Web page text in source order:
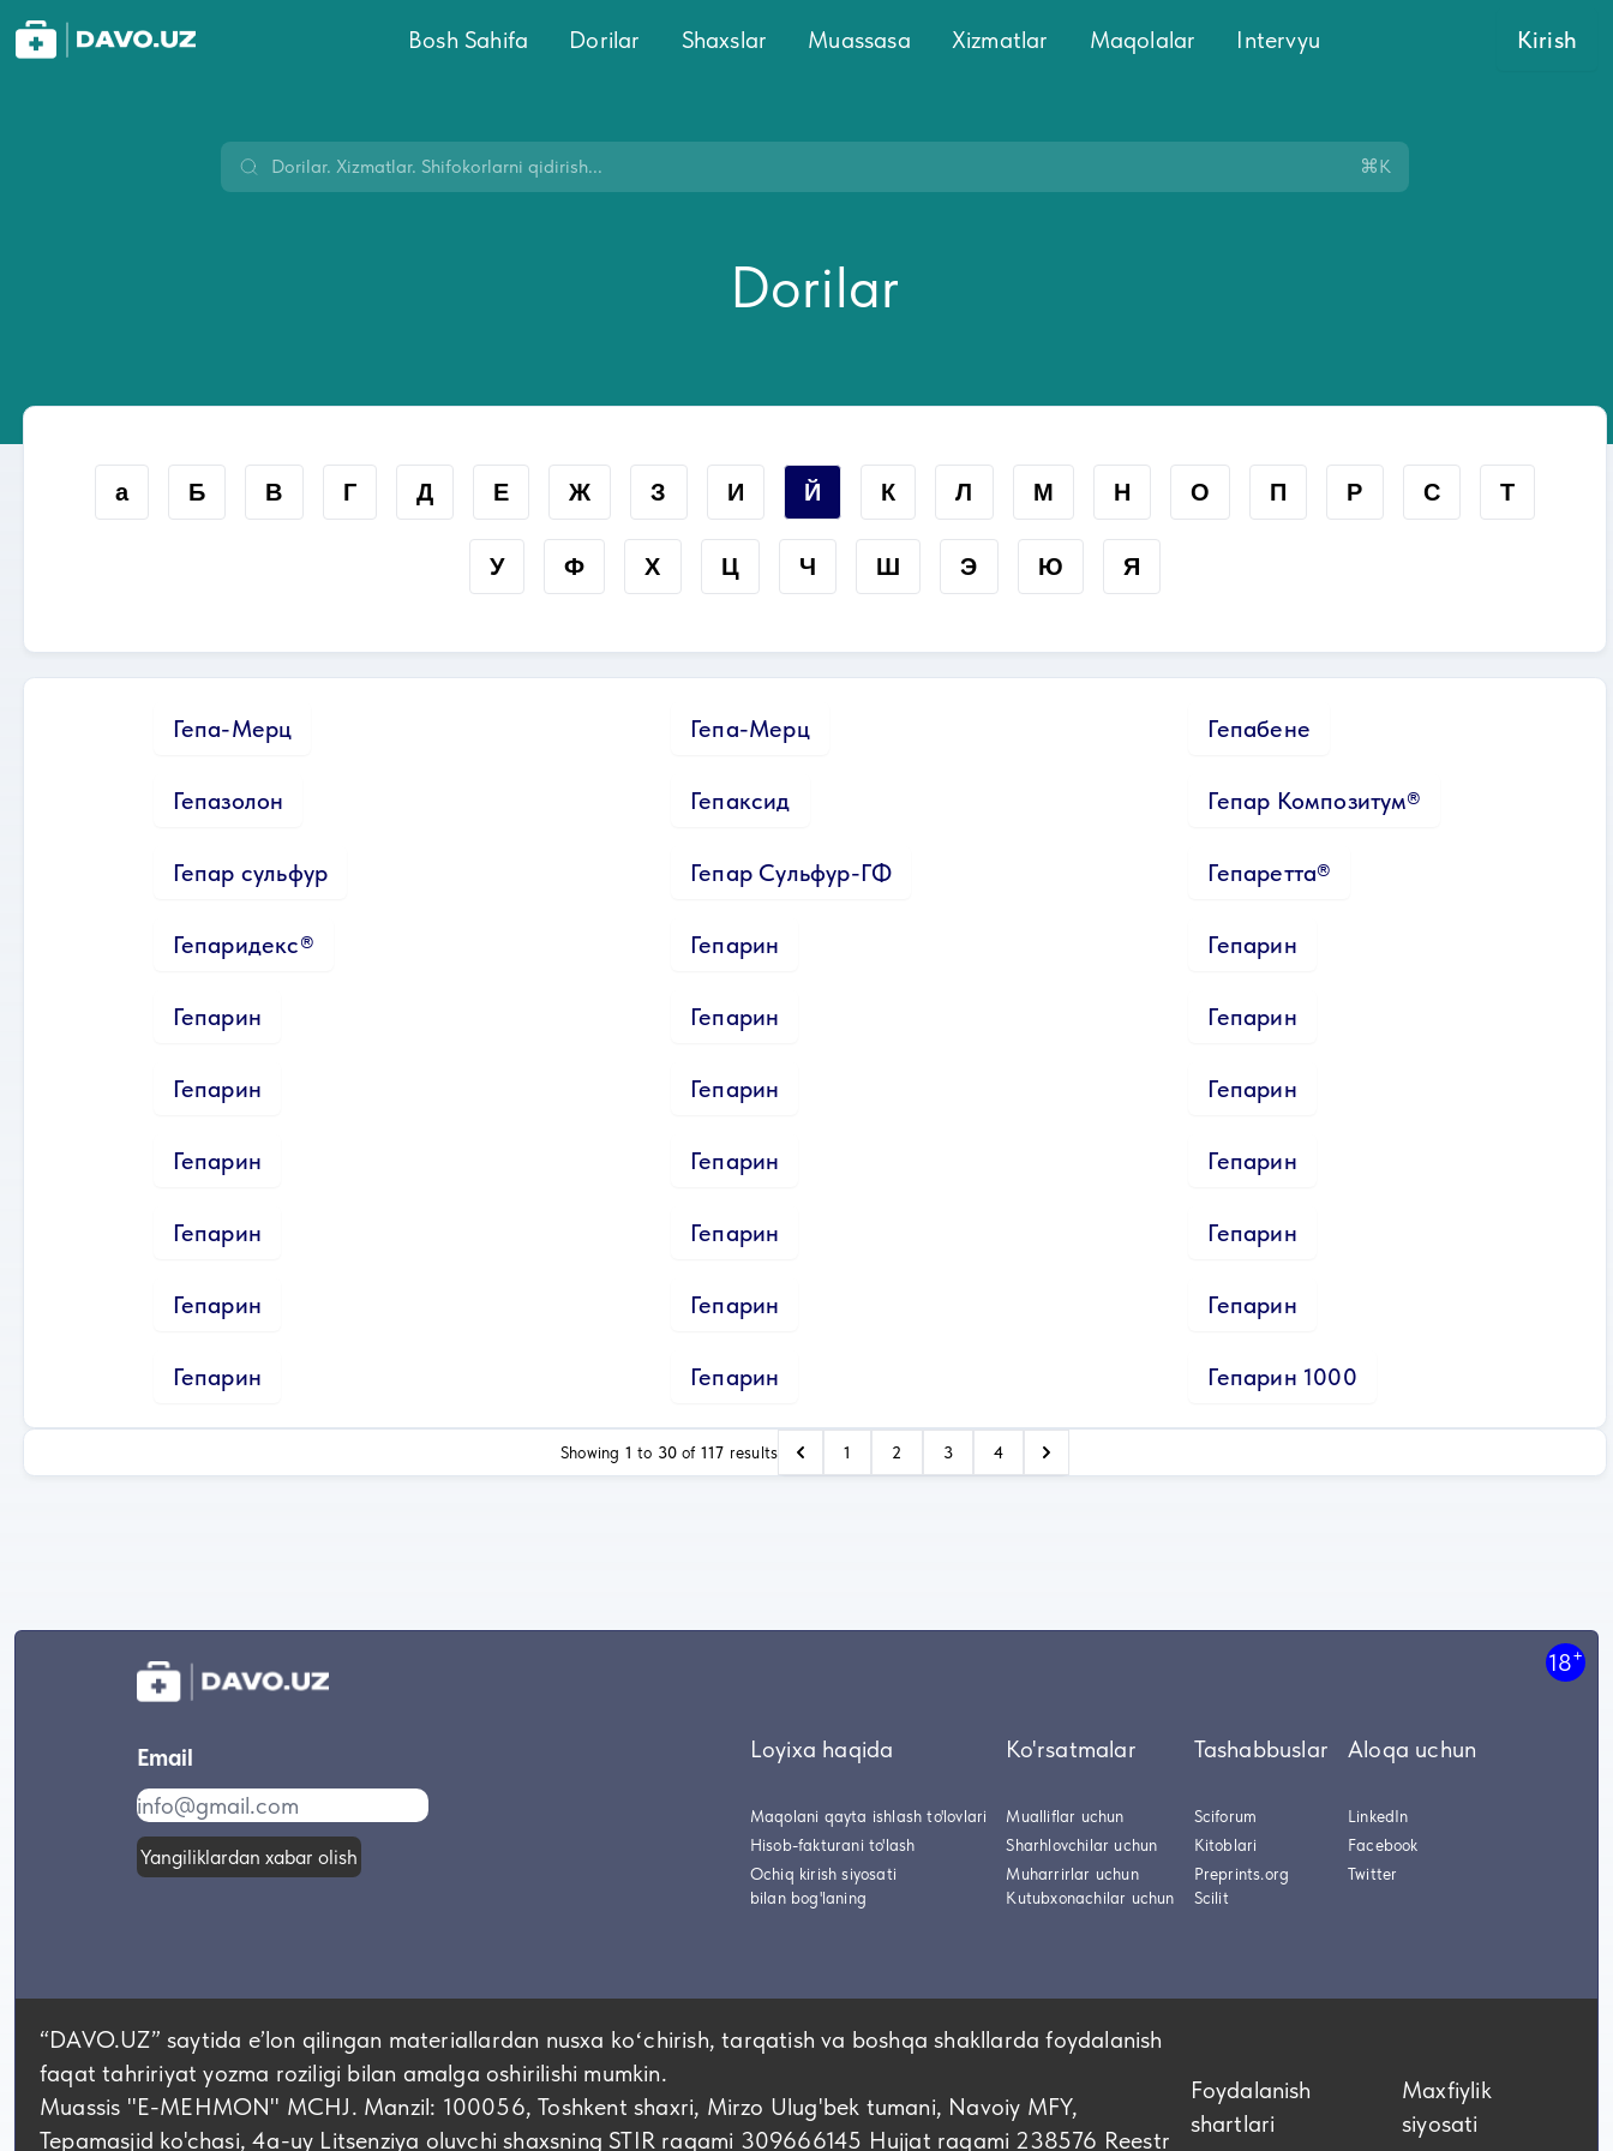
Bosh Sahifa Dorilar Shaxslar Muassasa Xizmatlar Maqolalar Intervyu Kirish
⌘K
Dorilar
а Б В Г Д Е Ж З И Й К Л М Н О П Р С Т
У Ф Х Ц Ч Ш Э Ю Я
Гепа-Мерц Гепа-Мерц Гепабене
Гепазолон Гепаксид Гепар Композитум®
Гепар сульфур Гепар Сульфур-ГФ Гепаретта®
Гепаридекс® Гепарин Гепарин
Гепарин Гепарин Гепарин
Гепарин Гепарин Гепарин
Гепарин Гепарин Гепарин
Гепарин Гепарин Гепарин
Гепарин Гепарин Гепарин
Гепарин Гепарин Гепарин 1000
Showing 1 to 30 of 117 results 1 2 3 4
18+
Email
Yangiliklardan xabar olish
Loyixa haqida
Maqolani qayta ishlash to'lovlari
Hisob-fakturani to'lash
Ochiq kirish siyosati
bilan bog'laning
Ko'rsatmalar
Mualliflar uchun
Sharhlovchilar uchun
Muharrirlar uchun
Kutubxonachilar uchun
Tashabbuslar
Sciforum
Kitoblari
Preprints.org
Scilit
Aloqa uchun
LinkedIn
Facebook
Twitter
“DAVO.UZ” saytida eʼlon qilingan materiallardan nusxa koʻchirish, tarqatish va boshqa shakllarda foydalanish
faqat tahririyat yozma roziligi bilan amalga oshirilishi mumkin.
Muassis "E-MEHMON" MCHJ. Manzil: 100056, Toshkent shaxri, Mirzo Ulug'bek tumani, Navoiy MFY,
Tepamasjid ko'chasi, 4а-uy Litsenziya oluvchi shaxsning STIR raqami 309666145 Hujjat raqami 238576 Reestr
Foydalanish
shartlari
Maxfiylik
siyosati